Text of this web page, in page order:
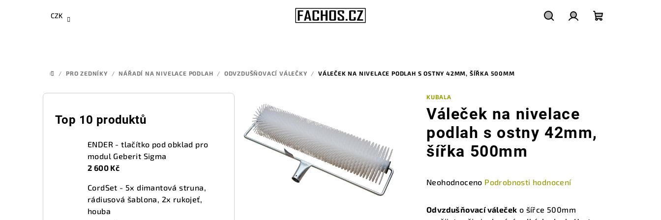
CZK
DOMŮ
/ PRO ZEDNÍKY / NÁŘADÍ NA NIVELACE PODLAH / ODVZDUŠŇOVACÍ VÁLEČKY / VÁLEČEK NA NIVELACE PODLAH S OSTNY 42MM, ŠÍŘKA 500MM
P
Top 10 produktů
ENDER - tlačítko pod obklad pro
modul Geberit Sigma
2 600 Kč
CordSet - 5x dimantová struna,
rádiusová šablona, 2x rukojeť,
houba
KUBALA
Váleček na nivelace
podlah s ostny 42mm,
šířka 500mm
Průměrné
produktu
Neohodnoceno Podrobnosti hodnocení
Odvzdušňovací váleček o šířce 500mm